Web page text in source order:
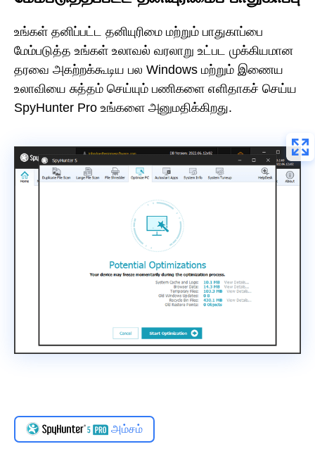
உங்கள் தனிப்பட்ட தனியுரிமை மற்றும் பாதுகாப்பை
மேம்படுத்த உங்கள் உலாவல் வரலாறு உட்பட முக்கியமான
தரவை அகற்றக்கூடிய பல Windows மற்றும் இணைய
உலாவியை சுத்தம் செய்யும் பணிகளை எளிதாகச் செய்ய
SpyHunter Pro உங்களை அனுமதிக்கிறது.
அம்சம்